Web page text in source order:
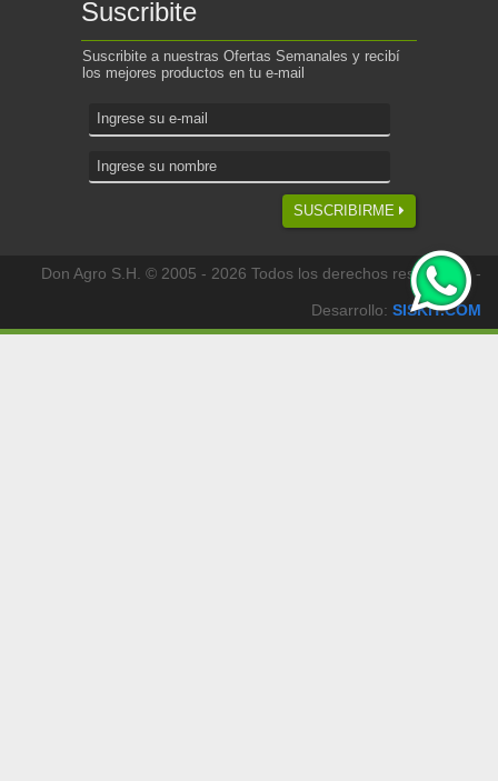
Suscribite
Suscribite a nuestras Ofertas Semanales y recibí
los mejores productos en tu e-mail
SUSCRIBIRME
Don Agro S.H. © 2005 - 2026 Todos los derechos reservados -
Desarrollo: SISKIT.COM